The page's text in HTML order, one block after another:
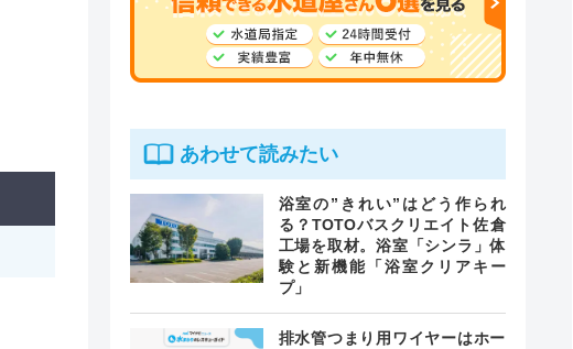
あわせて読みたい
浴室の”きれい”はどう作られ
る？TOTOバスクリエイト佐倉
工場を取材。浴室「シンラ」体
験と新機能「浴室クリアキー
プ」
排水管つまり用ワイヤーはホー